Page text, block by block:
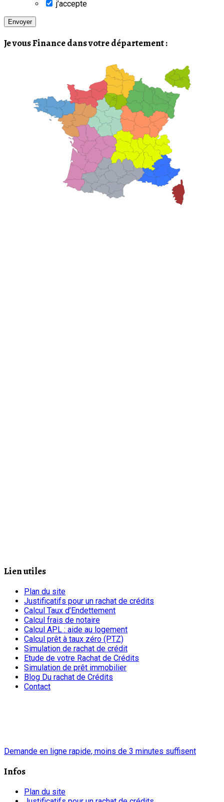
j’accepte
Je vous Finance dans votre département :
Lien utiles
Plan du site
Justificatifs pour un rachat de crédits
Calcul Taux d’Endettement
Calcul frais de notaire
Calcul APL : aide au logement
Calcul prêt à taux zéro (PTZ)
Simulation de rachat de crédit
Etude de votre Rachat de Crédits
Simulation de prêt immobilier
Blog Du rachat de Crédits
Contact
Demande en ligne rapide, moins de 3 minutes suffisent
Infos
Plan du site